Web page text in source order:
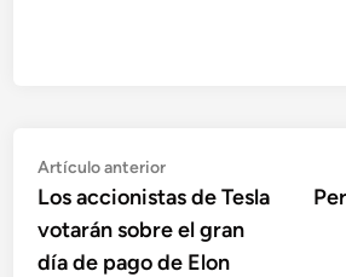
Navegación
de
entradas
Artículo anteriorArtículo
anterior:
Los accionistas de Tesla
votarán sobre el gran
día de pago de Elon